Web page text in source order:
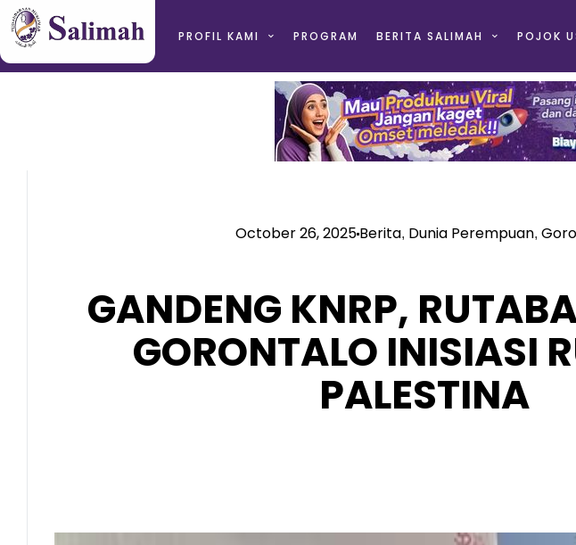
PROFIL KAMI PROGRAM BERITA SALIMAH POJOK
October 26, 2025Berita, Dunia Perempuan,
GANDENG KNRP,
GORONTALO INISIASI
PALESTINA